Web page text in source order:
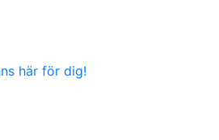
här för dig!